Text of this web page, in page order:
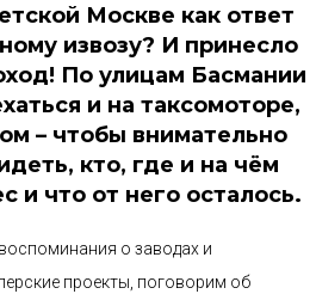
Москве как ответ
извозу? И принесло
По улицам Басмании
и на таксомоторе,
– чтобы внимательно
кто, где и на чём
и что от него осталось.
о заводах и
проекты, поговорим об